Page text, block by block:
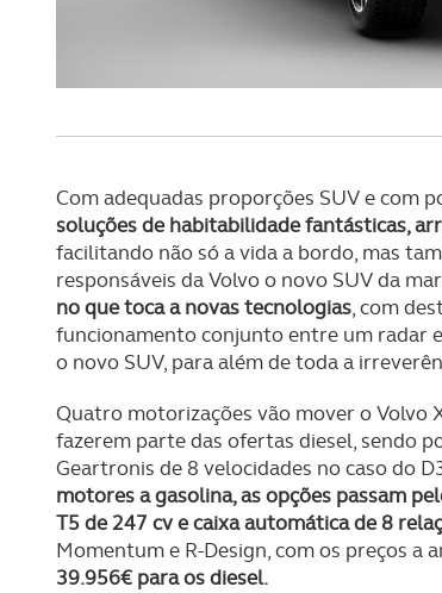
Com adequadas proporções SUV e com
soluções de habitabilidade fantásticas,
facilitando não só a vida a bordo, mas
responsáveis da Volvo o novo SUV da
no que toca a novas tecnologias, com
funcionamento conjunto entre um radar
o novo SUV, para além de toda a
Quatro motorizações vão mover o Volvo
fazerem parte das ofertas diesel, sendo
Geartronis de 8 velocidades no caso do
motores a gasolina, as opções passam
T5 de 247 cv e caixa automática de 8
Momentum e R-Design, com os preços a
39.956€ para os diesel.